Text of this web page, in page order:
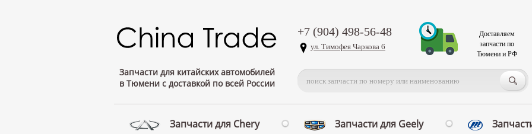
Запчасти для китайских автомобилей
в Тюмени с доставкой по всей России
+7 (904) 498-56-48
ул. Тимофея Чаркова 6
Доставляем
запчасти по
Тюмени и РФ
Запчасти для Chery Запчасти для Geely